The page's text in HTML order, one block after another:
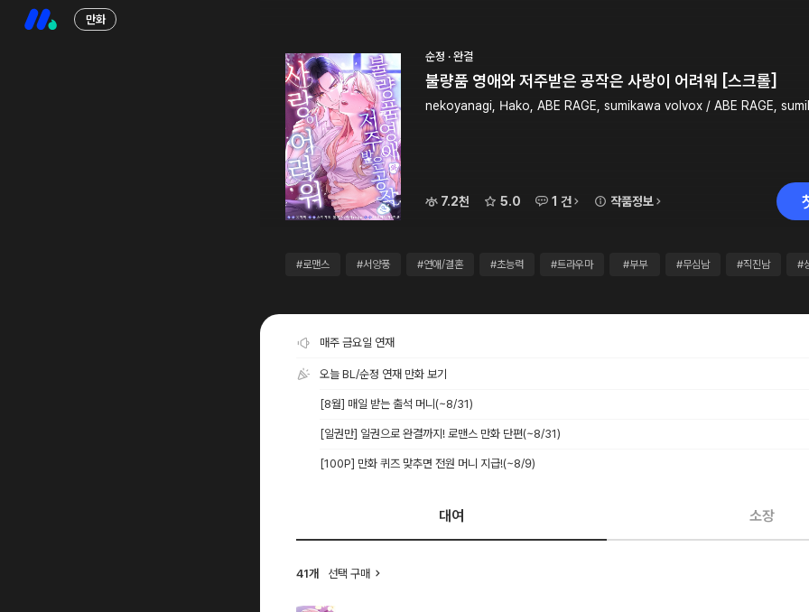
만화
순정 · 완결
불량품 영애와 저주받은 공작은 사랑이 어려워 [스크롤]
nekoyanagi, Hako, ABE RAGE, sumikawa volvox / ABE RAGE,
7.2천 5.0 1 건 작품정보
#로맨스 #서양풍 #연애/결혼 #초능력 #트라우마 #부부 #무심남 #직진남 #
매주 금요일 연재
오늘 BL/순정 연재 만화 보기
[8월] 매일 받는 출석 머니 (~8/31)
[일권만] 일권으로 완결까지! 로맨스 만화 단편(~8/31)
[100P] 만화 퀴즈 맞추면 전원 머니 지급!(~8/9)
대여 소장
41개 선택 구매